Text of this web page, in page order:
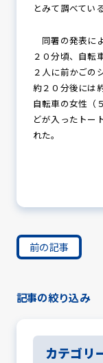
とみて調べている
同署の発表に
２０分頃、自転
２人に前かごの
約２０分後には
自転車の女性（
どが入ったトー
れた。
前の記事
記事の絞り込み
カテゴリ